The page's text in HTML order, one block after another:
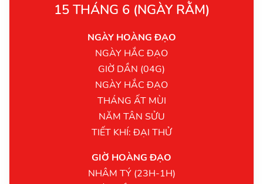
15 THÁNG 6 (NGÀY RẰM)
NGÀY HOÀNG ĐẠO
NGÀY HẮC ĐẠO
GIỜ DẦN (04G)
NGÀY HẮC ĐẠO
THÁNG ẤT MÙI
NĂM TÂN SỬU
TIẾT KHÍ: ĐẠI THỬ
GIỜ HOÀNG ĐẠO
NHÂM TÝ (23H-1H)